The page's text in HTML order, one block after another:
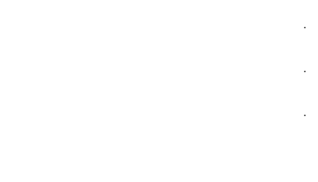
.
.
.